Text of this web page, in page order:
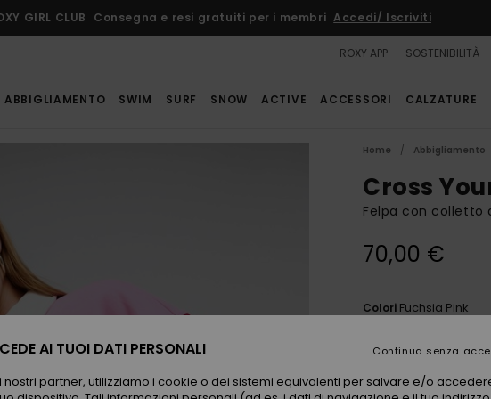
GIRL CLUB Consegna e resi gratuiti per i membri Accedi/ Iscriviti
ROXY APP SOSTENIBILITÀ
ABBIGLIAMENTO SWIM SURF SNOW ACTIVE ACCESSORI CALZATURE
Home Abbigliamento
Cross
Felpa con colletto
70,00 €
Colori Fuchsia Pink
AI TUOI DATI PERSONALI
partner, utilizziamo i cookie o dei sistemi equivalenti per salvare e/o
Continua senza